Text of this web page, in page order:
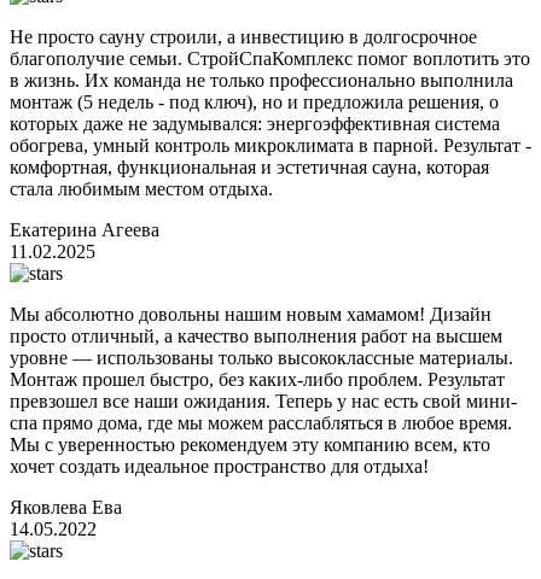
Не просто сауну строили, а инвестицию в долгосрочное
благополучие семьи. СтройСпаКомплекс помог воплотить это
в жизнь. Их команда не только профессионально выполнила
монтаж (5 недель - под ключ), но и предложила решения, о
которых даже не задумывался: энергоэффективная система
обогрева, умный контроль микроклимата в парной. Результат -
комфортная, функциональная и эстетичная сауна, которая
стала любимым местом отдыха.
Екатерина Агеева
11.02.2025
Мы абсолютно довольны нашим новым хамамом! Дизайн
просто отличный, а качество выполнения работ на высшем
уровне — использованы только высококлассные материалы.
Монтаж прошел быстро, без каких-либо проблем. Результат
превзошел все наши ожидания. Теперь у нас есть свой мини-
спа прямо дома, где мы можем расслабляться в любое время.
Мы с уверенностью рекомендуем эту компанию всем, кто
хочет создать идеальное пространство для отдыха!
Яковлева Ева
14.05.2022